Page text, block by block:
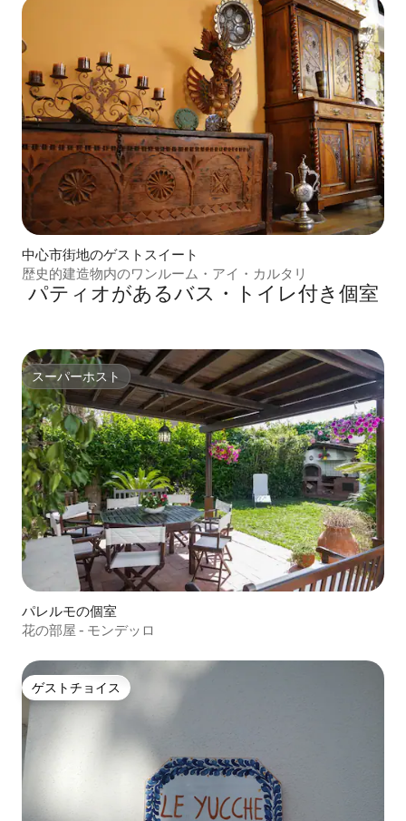
中心市街地のゲストスイート
歴史的建造物内のワンルーム・アイ・カルタリ
パティオがあるバス・トイレ付き個室
スーパーホスト
スーパーホスト
パレルモの個室
花の部屋 - モンデッロ
ゲストチョイス
ゲストチョイス